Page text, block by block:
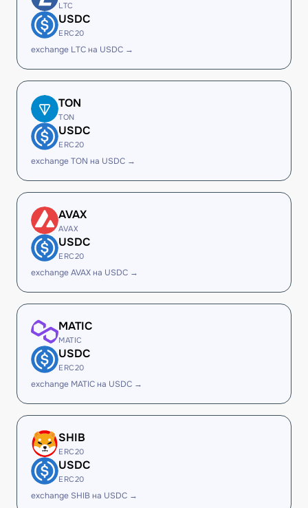
LTC
USDC
ERC20
exchange LTC на USDC →
TON
TON
USDC
ERC20
exchange TON на USDC →
AVAX
AVAX
USDC
ERC20
exchange AVAX на USDC →
MATIC
MATIC
USDC
ERC20
exchange MATIC на USDC →
SHIB
ERC20
USDC
ERC20
exchange SHIB на USDC →